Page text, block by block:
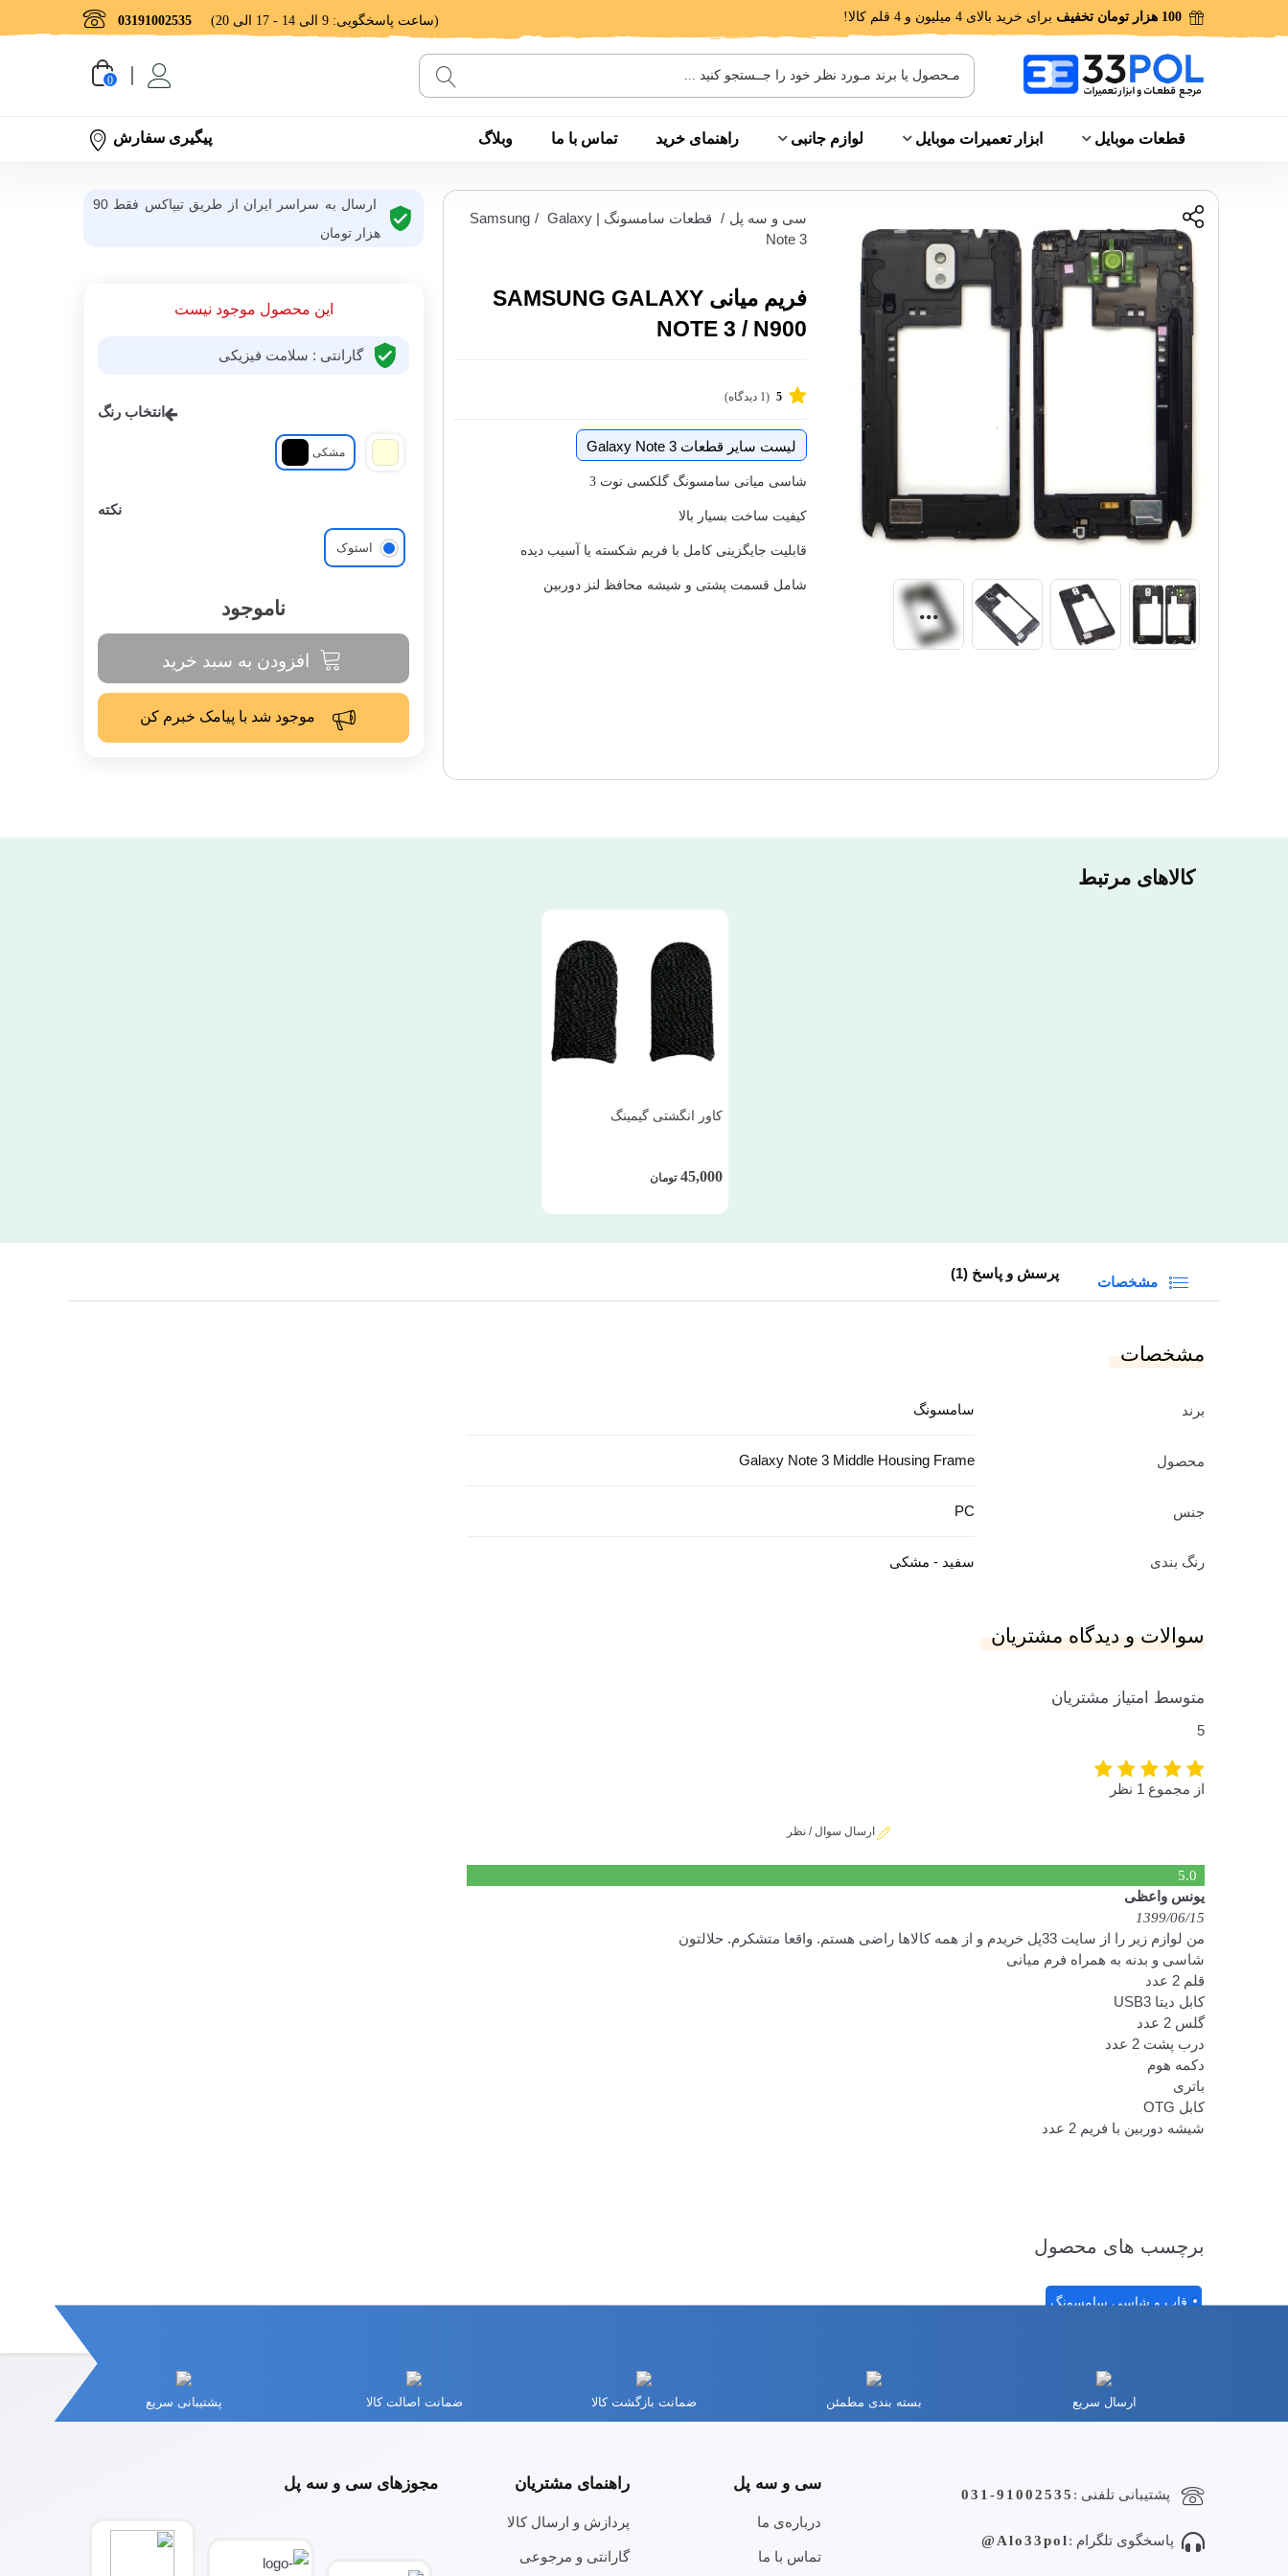
100 هزار تومان تخفیف برای خرید بالای 4 میلیون و 4 قلم کالا! 03191002535 (ساعت پاسخگویی: 9 الی 14 - 17 الی 20)
0
قطعات موبایل ابزار تعمیرات موبایل لوازم جانبی راهنمای خرید تماس با ما وبلاگ پیگیری سفارش
سی و سه پل / قطعات سامسونگ | Samsung / Galaxy
Note 3
فریم میانی SAMSUNG GALAXY
NOTE 3 / N900
5 (1 دیدگاه)
لیست سایر قطعات Galaxy Note 3
شاسی میانی سامسونگ گلکسی نوت 3
کیفیت ساخت بسیار بالا
قابلیت جایگزینی کامل با فریم شکسته یا آسیب دیده
شامل قسمت پشتی و شیشه محافظ لنز دوربین
ارسال به سراسر ایران از طریق تیپاکس فقط 90
هزار تومان
این محصول موجود نیست
گارانتی : سلامت فیزیکی
انتخاب رنگ
مشکی
نکته
استوک
ناموجود
افزودن به سبد خرید
موجود شد با پیامک خبرم کن
کالاهای مرتبط
کاور انگشتی گیمینگ
45,000 تومان
مشخصات
پرسش و پاسخ (1)
مشخصات
برند سامسونگ
محصول Galaxy Note 3 Middle Housing Frame
جنس PC
رنگ بندی سفید - مشکی
سوالات و دیدگاه مشتریان
متوسط امتیاز مشتریان
5
از مجموع 1 نظر
ارسال سوال / نظر
5.0
یونس واعظی
1399/06/15
من لوازم زیر را از سایت 33پل خریدم و از همه کالاها راضی هستم. واقعا متشکرم. حلالتون
شاسی و بدنه به همراه فرم میانی
قلم 2 عدد
کابل دیتا USB3
گلس 2 عدد
درب پشت 2 عدد
دکمه هوم
باتری
کابل OTG
شیشه دوربین با فریم 2 عدد
برچسب های محصول
قاب و شاسی سامسونگ
ارسال سریع بسته بندی مطمئن ضمانت بازگشت کالا ضمانت اصالت کالا پشتیبانی سریع
پشتیبانی تلفنی : 031-91002535
پاسخگوی تلگرام :Alo33pol@
سی و سه پل
درباره‌ی ما
تماس با ما
راهنمای مشتریان
پردازش و ارسال کالا
گارانتی و مرجوعی
مجوزهای سی و سه پل